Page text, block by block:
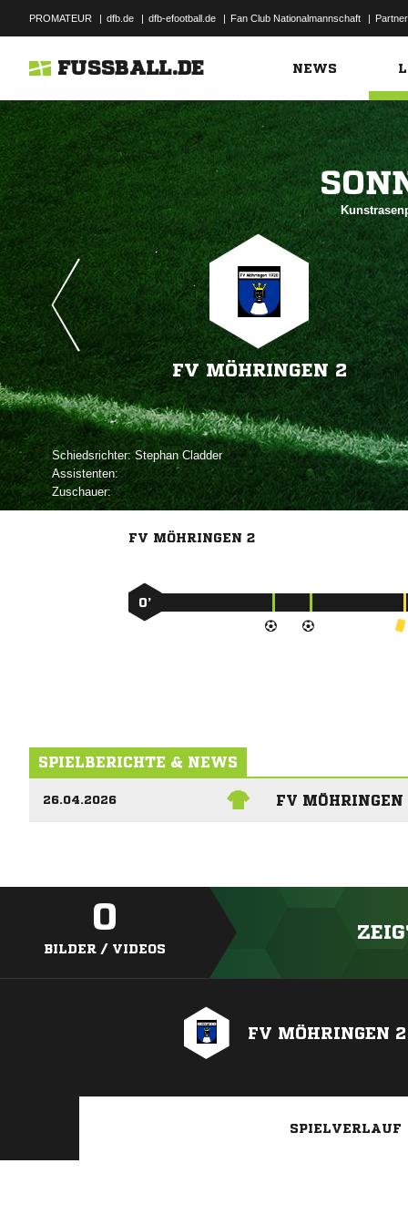
PROMATEUR | dfb.de | dfb-efootball.de | Fan Club Nationalmannschaft | Partner
FUSSBALL.DE NEWS
FV MÖHRINGEN 2
Schiedsrichter: 
Assistenten:
Zuschauer:
FV MÖHRINGEN 2
0’
SPIELBERICHTE & NEWS
26.04.2026 FV
0
BILDER / VIDEOS
FV MÖHRINGEN 2
SPIELVERLAUF